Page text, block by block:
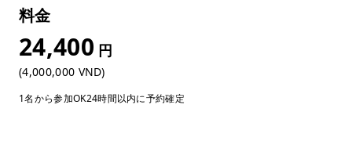
料金
24,400 円
(4,000,000 VND)
1名から参加OK24時間以内に予約確定